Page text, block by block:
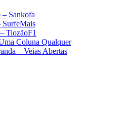
Sankofa
SurfeMais
TiozãoF1
Coluna Qualquer
– Veias Abertas